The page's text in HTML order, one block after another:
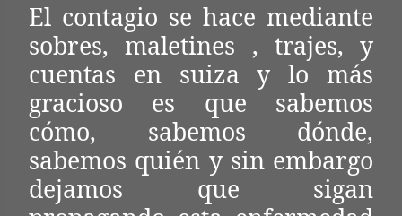
El contagio se hace mediante
sobres, maletines , trajes, y
cuentas en suiza y lo más
gracioso es que sabemos
cómo, sabemos dónde,
sabemos quién y sin embargo
dejamos que sigan